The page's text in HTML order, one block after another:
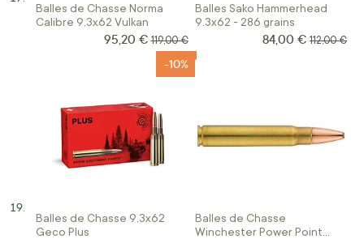
Balles de Chasse Norma
Calibre 9,3x62 Vulkan
Prix Spécial
95,20 € Prix normal
119,00 €
Balles Sako Hammerhead
9.3x62 - 286 grains
Prix Spécial
84,00 € Prix
112,00 €
Balles de Chasse 9,3x62
Geco Plus
-10%
Balles de Chasse
Winchester Power Point